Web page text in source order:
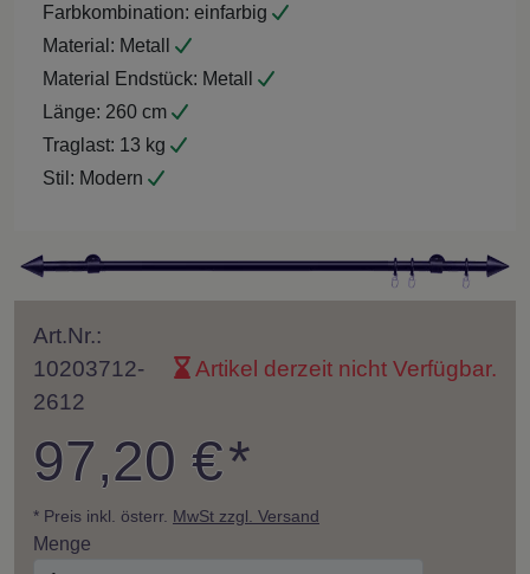
Farbkombination: einfarbig
Material: Metall
Material Endstück: Metall
Länge: 260 cm
Traglast: 13 kg
Stil: Modern
Art.Nr.:
10203712-
2612
Artikel derzeit nicht Verfügbar.
97,20 €*
* Preis inkl. österr. MwSt zzgl. Versand
Menge